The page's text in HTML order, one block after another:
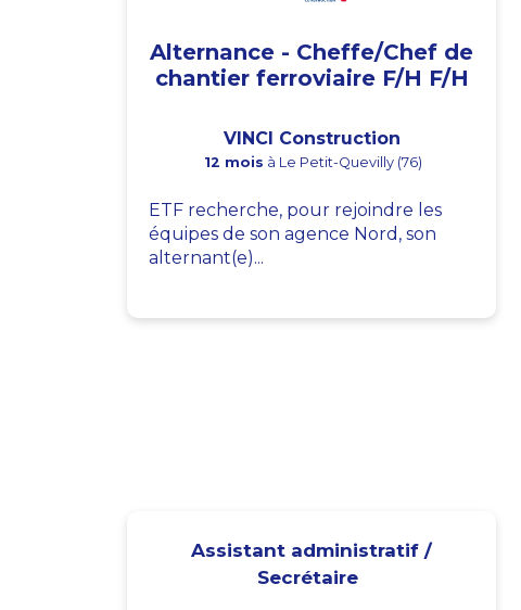
Alternance - Cheffe/Chef de
chantier ferroviaire F/H F/H
VINCI Construction
12 mois à Le Petit-Quevilly (76)
ETF recherche, pour rejoindre les
équipes de son agence Nord, son
alternant(e)...
Assistant administratif /
Secrétaire